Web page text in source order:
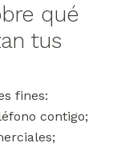
qué
tus
fines:
contigo;